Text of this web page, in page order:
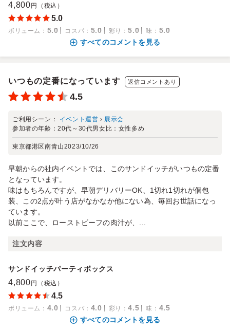
4,800 円（税込）
5.0
ボリューム ： 5.0 コスパ ： 5.0 彩り ：5.0 味 ： 5.0
すべてのコメントを見る
いつもの定番になっています 返信コメントあり
4.5
ご利用シーン： イベント運営 › 展示会
参加者の年齢：20代～30代男女比： 女性多め
東京都港区南青山2023/10/26
早朝からの社内イベントでは、このサンドイッチがいつもの定番
となっています。
味はもちろんですが、早朝デリバリーOK、1切れ1切れが個包
装、この2点が叶う店がなかなか他にない為、毎回お世話になっ
ています。
以前ここで、ローストビーフの肉汁が、...
注文内容
サンドイッチパーティボックス
4,800 円（税込）
4.5
ボリューム ： 4.0 コスパ ： 4.0 彩り ：4.5 味 ： 4.5
すべてのコメントを見る